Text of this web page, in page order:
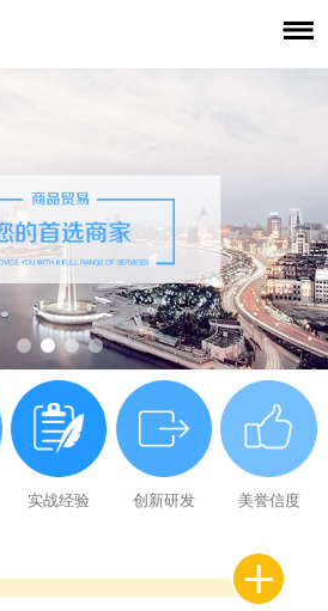
实战经验 创新研发 美誉信度